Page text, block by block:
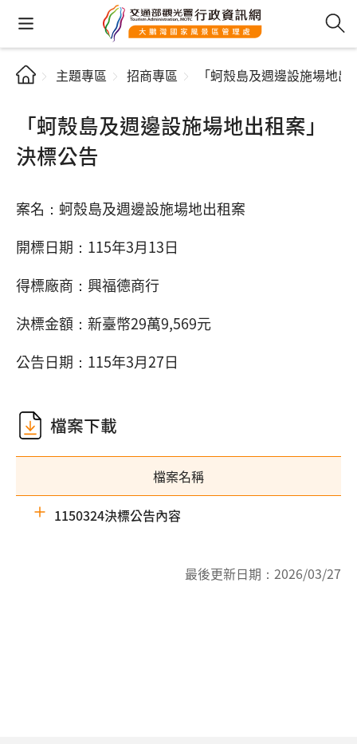
主題專區 招商專區 「蚵殼島及週邊設施場地
「蚵殼島及週邊設施場地出租案」
決標公告
案名：蚵殼島及週邊設施場地出租案
開標日期：115年3月13日
得標廠商：興福德商行
決標金額：新臺幣29萬9,569元
公告日期：115年3月27日
檔案下載
檔案名稱
1150324決標公告內容
最後更新日期： 2026/03/27